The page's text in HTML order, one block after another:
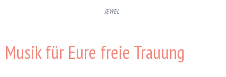
JEWEL
Musik für Eure freie Trauung